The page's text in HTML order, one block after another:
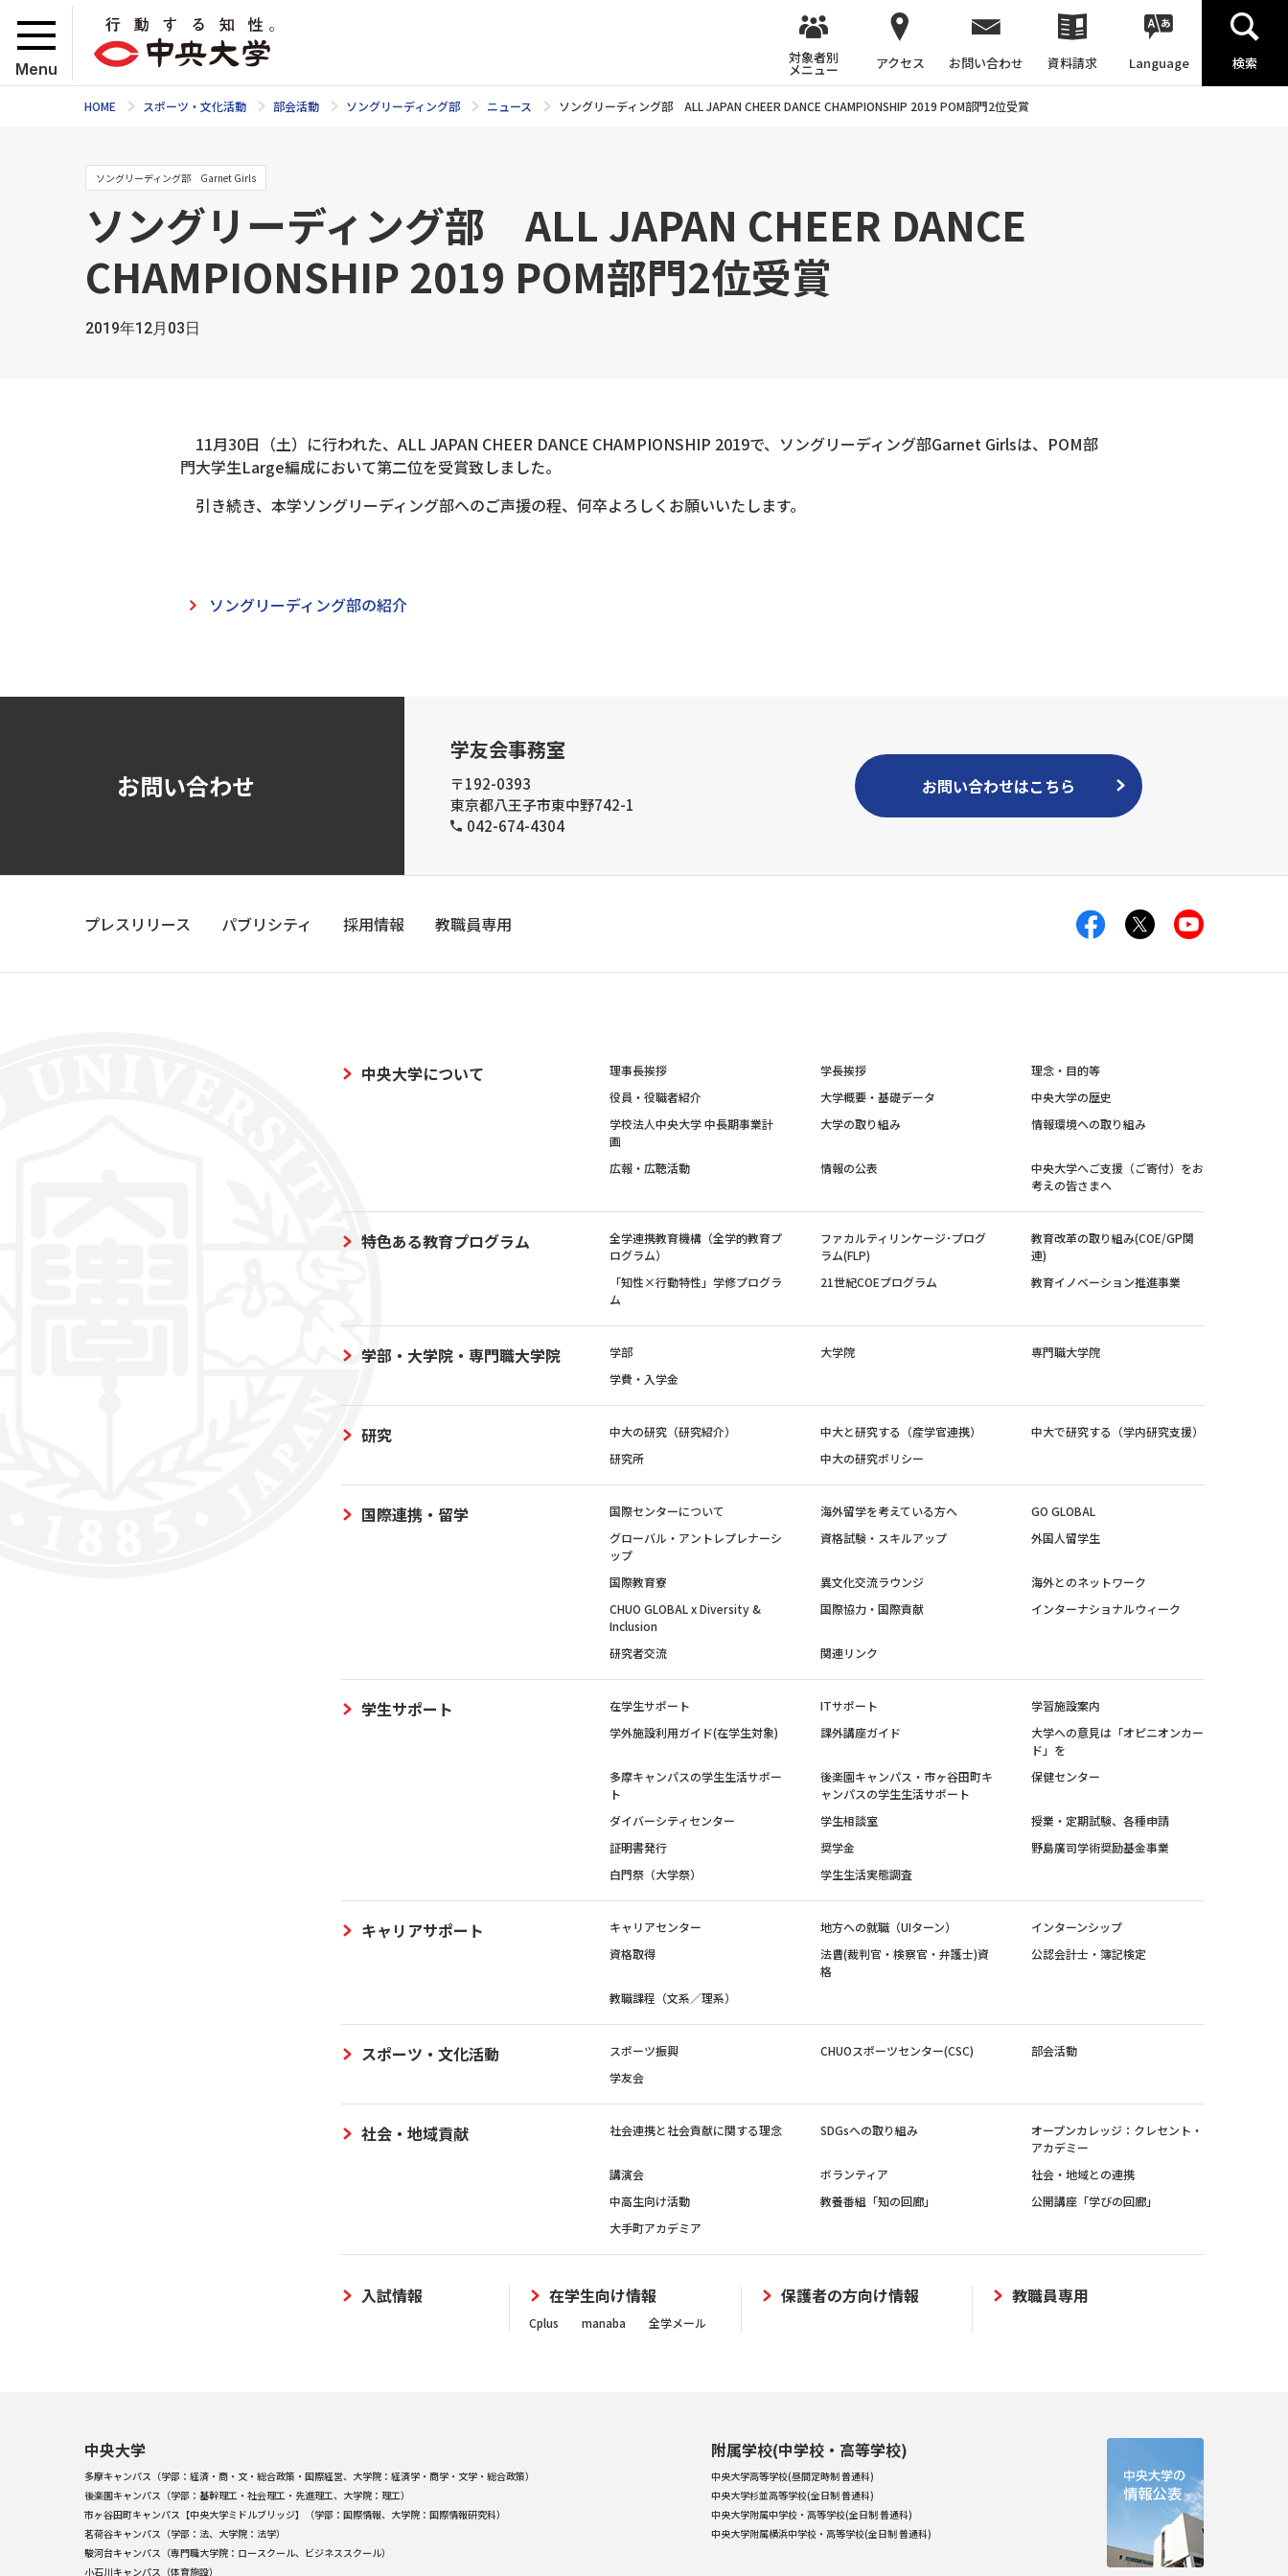
Menu
対象者別
メニュー アクセス お問い合わせ 資料請求 Language 検索
HOME スポーツ・文化活動 部会活動 ソングリーディング部 ニュース ソングリーディング部 ALL JAPAN CHEER DANCE CHAMPIONSHIP 2019 POM部門2位受賞
ソングリーディング部 Garnet Girls
ソングリーディング部 ALL JAPAN CHEER DANCE
CHAMPIONSHIP 2019 POM部門2位受賞
2019年12月03日
11月30日（土）に行われた、ALL JAPAN CHEER DANCE CHAMPIONSHIP 2019で、ソングリーディング部Garnet Girlsは、POM部
門大学生Large編成において第二位を受賞致しました。
引き続き、本学ソングリーディング部へのご声援の程、何卒よろしくお願いいたします。
ソングリーディング部の紹介
お問い合わせ
学友会事務室
〒192-0393
東京都八王子市東中野742-1
042-674-4304
お問い合わせはこちら
プレスリリース パブリシティ 採用情報 教職員専用
中央大学について 理事長挨拶 学長挨拶
理念・目的等
役員・役職者紹介
大学概要・基礎データ
中央大学の歴史
学校法人中央大学 中長期事業計
画
大学の取り組み 情報環境への取り組み
広報・広聴活動 情報の公表
中央大学へご支援（ご寄付）をお
考えの皆さまへ
特色ある教育プログラム
全学連携教育機構（全学的教育プ
ログラム）
ファカルティリンケージ･プログ
ラム(FLP)
教育改革の取り組み(COE/GP関
連)
「知性×行動特性」学修プログラ
ム
21世紀COEプログラム 教育イノベーション推進事業
学部・大学院・専門職大学院 学部 大学院
専門職大学院
学費・入学金
研究 中大の研究（研究紹介） 中大と研究する（産学官連携）
中大で研究する（学内研究支援）
研究所
中大の研究ポリシー
国際連携・留学 国際センターについて 海外留学を考えている方へ
GO GLOBAL
グローバル・アントレプレナーシ
ップ
資格試験・スキルアップ 外国人留学生
国際教育寮 異文化交流ラウンジ
海外とのネットワーク
CHUO GLOBAL x Diversity &
Inclusion
国際協力・国際貢献 インターナショナルウィーク
研究者交流 関連リンク
学生サポート 在学生サポート ITサポート
学習施設案内
学外施設利用ガイド(在学生対象)
課外講座ガイド
大学への意見は「オピニオンカー
ド」を
多摩キャンパスの学生生活サポー
ト
後楽園キャンパス・市ヶ谷田町キ
ャンパスの学生生活サポート
保健センター
ダイバーシティセンター 学生相談室
授業・定期試験、各種申請
証明書発行
奨学金
野島廣司学術奨励基金事業
白門祭（大学祭）
学生生活実態調査
キャリアサポート キャリアセンター 地方への就職（UIターン）
インターンシップ
資格取得
法曹(裁判官・検察官・弁護士)資
格
公認会計士・簿記検定
教職課程（文系／理系）
スポーツ・文化活動 スポーツ振興 CHUOスポーツセンター(CSC)
部会活動
学友会
社会・地域貢献 社会連携と社会貢献に関する理念 SDGsへの取り組み
オープンカレッジ：クレセント・
アカデミー
講演会
ボランティア
社会・地域との連携
中高生向け活動
教養番組「知の回廊」
公開講座「学びの回廊」
大手町アカデミア
入試情報 在学生向け情報
Cplus manaba 全学メール
保護者の方向け情報 教職員専用
中央大学
多摩キャンパス（学部：経済・商・文・総合政策・国際経営、大学院：経済学・商学・文学・総合政策）
後楽園キャンパス（学部：基幹理工・社会理工・先進理工、大学院：理工）
市ヶ谷田町キャンパス【中央大学ミドルブリッジ】（学部：国際情報、大学院：国際情報研究科）
茗荷谷キャンパス（学部：法、大学院：法学）
駿河台キャンパス（専門職大学院：ロースクール、ビジネススクール）
小石川キャンパス（体育施設）
附属学校(中学校・高等学校)
中央大学高等学校(昼間定時制 普通科)
中央大学杉並高等学校(全日制 普通科)
中央大学附属中学校・高等学校(全日制 普通科)
中央大学附属横浜中学校・高等学校(全日制 普通科)